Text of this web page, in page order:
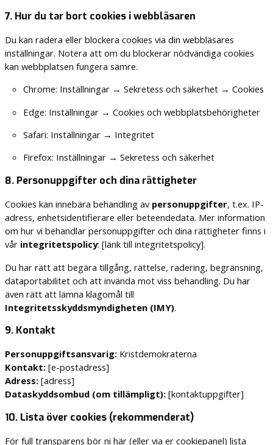
7. Hur du tar bort cookies i webbläsaren
Du kan radera eller blockera cookies via din webbläsares
inställningar. Notera att om du blockerar nödvändiga cookies
kan webbplatsen fungera sämre.
Chrome: Inställningar → Sekretess och säkerhet → Cookies
Edge: Inställningar → Cookies och webbplatsbehörigheter
Safari: Inställningar → Integritet
Firefox: Inställningar → Sekretess och säkerhet
8. Personuppgifter och dina rättigheter
Cookies kan innebära behandling av personuppgifter, t.ex. IP-
adress, enhetsidentifierare eller beteendedata. Mer information
om hur vi behandlar personuppgifter och dina rättigheter finns i
vår integritetspolicy: [länk till integritetspolicy].
Du har rätt att begära tillgång, rättelse, radering, begränsning,
dataportabilitet och att invända mot viss behandling. Du har
även rätt att lämna klagomål till
Integritetsskyddsmyndigheten (IMY).
9. Kontakt
Personuppgiftsansvarig:Kristdemokraterna
Kontakt:[e-postadress]
Adress:[adress]
Dataskyddsombud (om tillämpligt):[kontaktuppgifter]
10. Lista över cookies (rekommenderat)
För full transparens bör ni här (eller via er cookiepanel) lista